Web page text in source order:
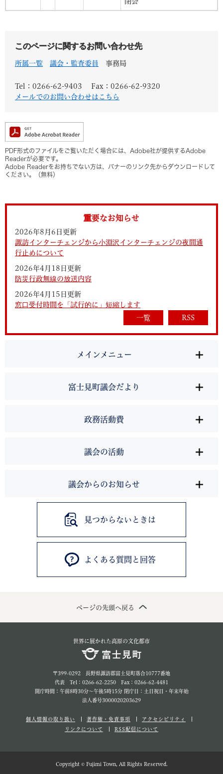
このページに関するお問い合わせ先
所属一覧 議会・監査委員 事務局
Tel：0266-62-9403
Fax：0266-62-9320
メールでのお問い合わせはこちら
PDF形式のファイルをご覧いただく場合には、Adobe社が提供するAdobe
Readerが必要です。
Adobe Readerをお持ちでない方は、バナーのリンク先からダウンロードして
ください。（無料）
重要なお知らせ
2026年8月6日更新
諏訪インターチェンジから小淵沢インターチェンジの夜間通
行止めについて
2026年4月18日更新
防災行政無線の放送内容
2026年4月15日更新
窓口受付時間を「試行的に」短縮します
一覧
RSS
メインメニュー
富士見町議会だより
政務活動費
議会の活動
議会からのお知らせ
見つからないときは
よくある質問と回答
ページの先頭へ戻る
世界に展かれた高原の文化都市
〒399-0292 長野県諏訪郡富士見町落合10777番地
代表 Tel：0266-62-2250 Fax：0266-62-4481
開庁時間：午前8時30分～午後5時15分 閉庁日：土日祝日・年末年始
法人番号3000020203629
個人情報の取り扱い 著作権・免責事項
アクセシビリティ
リンクについて
RSS配信について
Copyright © Fujimi Town, All Rights Reserved.